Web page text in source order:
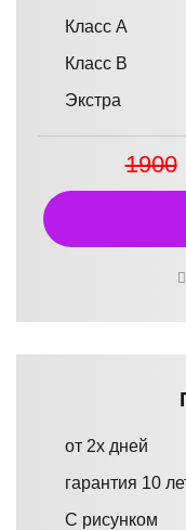
Класс А
Класс В
Экстра
1900
от 2х дней
гарантия 10
С рисунком